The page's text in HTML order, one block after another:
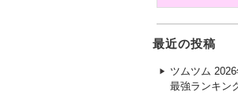
最近の投稿
ツムツム
最強ランキン